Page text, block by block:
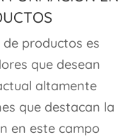
productos es
que desean
altamente
que destacan la
en este campo